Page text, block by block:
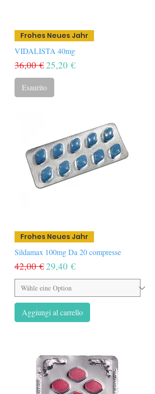
Frohes Neues Jahr
VIDALISTA 40mg
Prezzo regolare
36,00 €Prezzo scontato
25,20 €
Esaurito
Frohes Neues Jahr
Sildamax 100mg Da 20 compresse
Prezzo regolare
42,00 €Prezzo scontato
29,40 €
Aggiungi al carrello